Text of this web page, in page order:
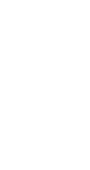
reforça
reforçada